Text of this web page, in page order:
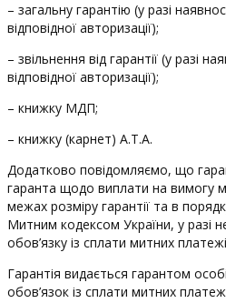
– загальну гарантію (у разі
відповідної авторизації);
– звільнення від гарантії (у разі
відповідної авторизації);
– книжку МДП;
– книжку (карнет) А.Т.А.
Додатково повідомляємо, що
гаранта щодо виплати на вимогу
межах розміру гарантії та в
Митним кодексом України, у разі
обов’язку із сплати митних
Гарантія видається гарантом
обов’язок із сплати митних